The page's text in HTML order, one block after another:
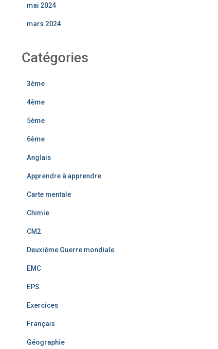
mai 2024
mars 2024
Catégories
3ème
4ème
5ème
6ème
Anglais
Apprendre à apprendre
Carte mentale
Chimie
CM2
Deuxième Guerre mondiale
EMC
EPS
Exercices
Français
Géographie